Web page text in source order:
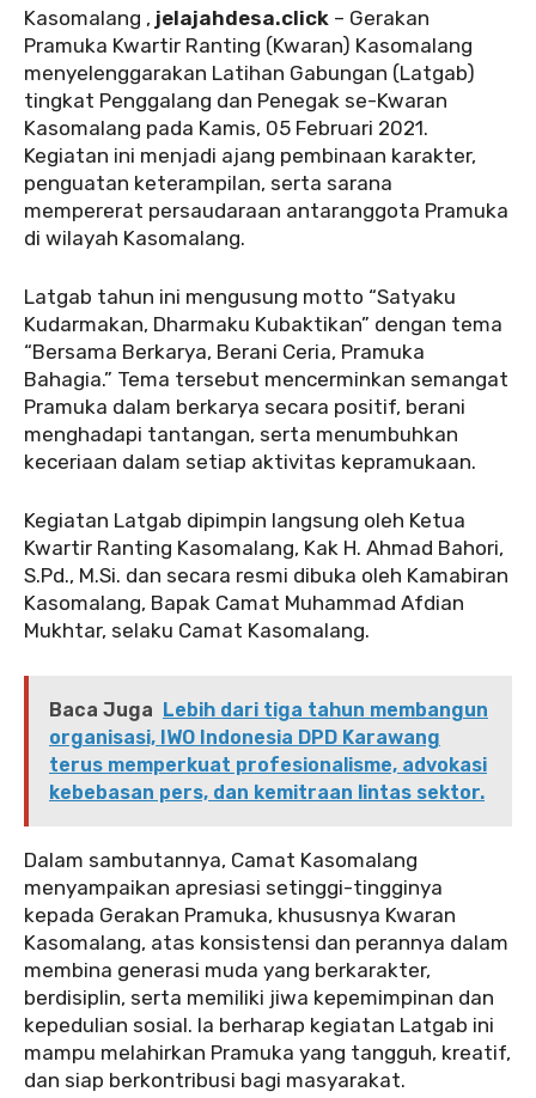
Kasomalang , jelajahdesa.click – Gerakan
Pramuka Kwartir Ranting (Kwaran) Kasomalang
menyelenggarakan Latihan Gabungan (Latgab)
tingkat Penggalang dan Penegak se-Kwaran
Kasomalang pada Kamis, 05 Februari 2021.
Kegiatan ini menjadi ajang pembinaan karakter,
penguatan keterampilan, serta sarana
mempererat persaudaraan antaranggota Pramuka
di wilayah Kasomalang.
Latgab tahun ini mengusung motto “Satyaku
Kudarmakan, Dharmaku Kubaktikan” dengan tema
“Bersama Berkarya, Berani Ceria, Pramuka
Bahagia.” Tema tersebut mencerminkan semangat
Pramuka dalam berkarya secara positif, berani
menghadapi tantangan, serta menumbuhkan
keceriaan dalam setiap aktivitas kepramukaan.
‎Kegiatan Latgab dipimpin langsung oleh Ketua
Kwartir Ranting Kasomalang, Kak H. Ahmad Bahori,
S.Pd., M.Si. dan secara resmi dibuka oleh Kamabiran
Kasomalang, Bapak Camat Muhammad Afdian
Mukhtar, selaku Camat Kasomalang.
Baca Juga Lebih dari tiga tahun membangun
organisasi, IWO Indonesia DPD Karawang
terus memperkuat profesionalisme, advokasi
kebebasan pers, dan kemitraan lintas sektor.
‎Dalam sambutannya, Camat Kasomalang
menyampaikan apresiasi setinggi-tingginya
kepada Gerakan Pramuka, khususnya Kwaran
Kasomalang, atas konsistensi dan perannya dalam
membina generasi muda yang berkarakter,
berdisiplin, serta memiliki jiwa kepemimpinan dan
kepedulian sosial. Ia berharap kegiatan Latgab ini
mampu melahirkan Pramuka yang tangguh, kreatif,
dan siap berkontribusi bagi masyarakat.